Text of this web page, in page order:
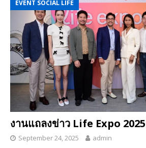
EVENT SOCIAL LIFE
งานแถลงข่าว Life Expo 2025
September 24, 2025 admin